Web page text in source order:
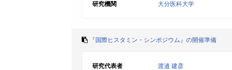
研究機関
大分医科大学
『国際ヒスタミン・シンポジウム』の開催準備
研究代表者
渡邉 建彦